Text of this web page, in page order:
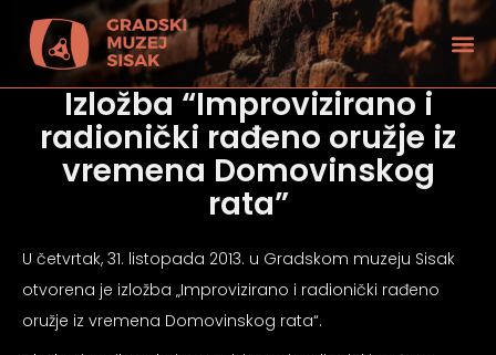
Izložba “Improvizirano i
radionički rađeno oružje iz
vremena Domovinskog
rata”
U četvrtak, 31. listopada 2013. u Gradskom muzeju Sisak
otvorena je izložba „Improvizirano i radionički rađeno
oružje iz vremena Domovinskog rata“.